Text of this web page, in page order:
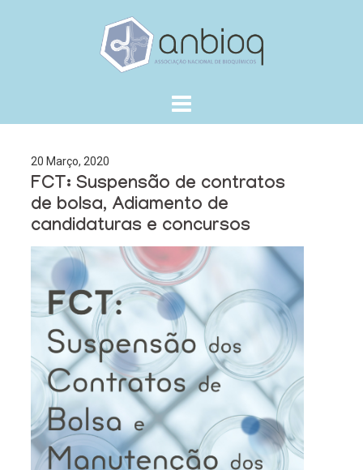
20 Março, 2020
FCT: Suspensão de contratos
de bolsa, Adiamento de
candidaturas e concursos